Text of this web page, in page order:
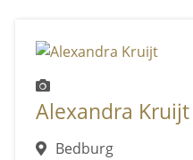
Alexandra Kruijt
Bedburg